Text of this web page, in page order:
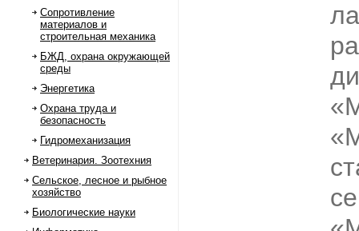
Сопротивление
материалов и
строительная механика
БЖД, охрана окружающей
среды
Энергетика
Охрана труда и
безопасность
Гидромеханизация
Ветеринария. Зоотехния
Сельское, лесное и рыбное
хозяйство
Биологические науки